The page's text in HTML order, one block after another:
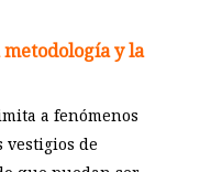
y la
a fenómenos
vestigios de